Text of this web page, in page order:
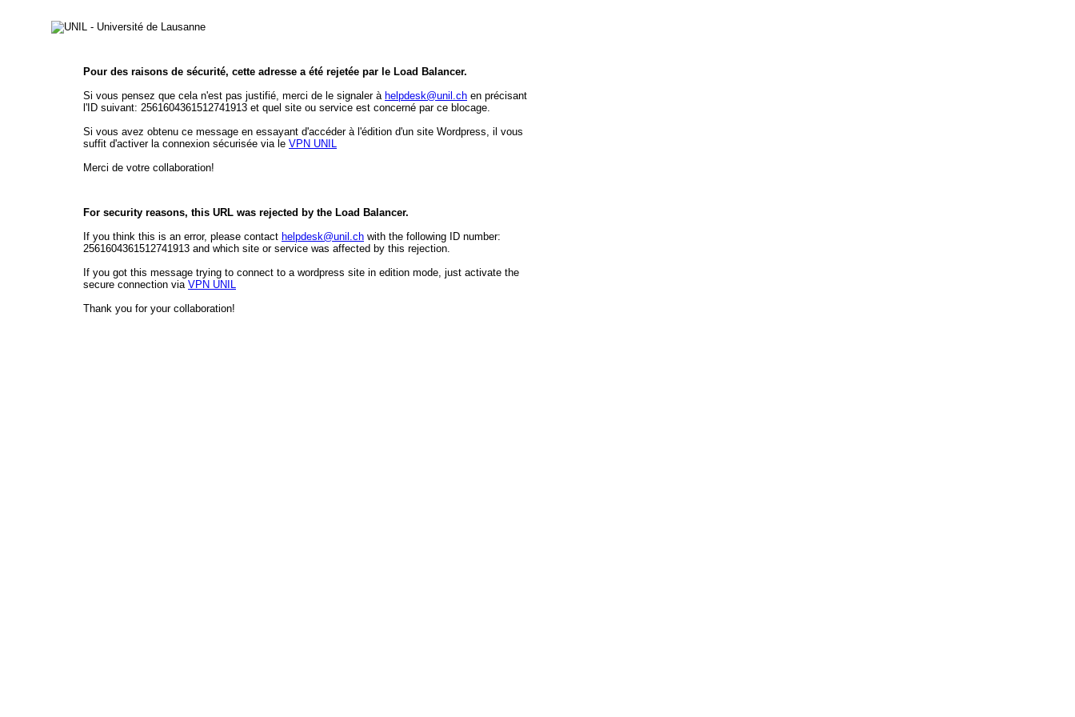
Pour des raisons de sécurité, cette adresse a été rejetée par le Load Balancer.
Si vous pensez que cela n'est pas justifié, merci de le signaler à helpdesk@unil.ch en précisant
l'ID suivant: 2561604361512741913 et quel site ou service est concerné par ce blocage.
Si vous avez obtenu ce message en essayant d'accéder à l'édition d'un site Wordpress, il vous
suffit d'activer la connexion sécurisée via le VPN UNIL
Merci de votre collaboration!
For security reasons, this URL was rejected by the Load Balancer.
If you think this is an error, please contact helpdesk@unil.ch with the following ID number:
2561604361512741913 and which site or service was affected by this rejection.
If you got this message trying to connect to a wordpress site in edition mode, just activate the
secure connection via VPN UNIL
Thank you for your collaboration!